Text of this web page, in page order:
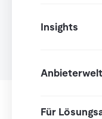
Insights
Anbieterwelt
Für